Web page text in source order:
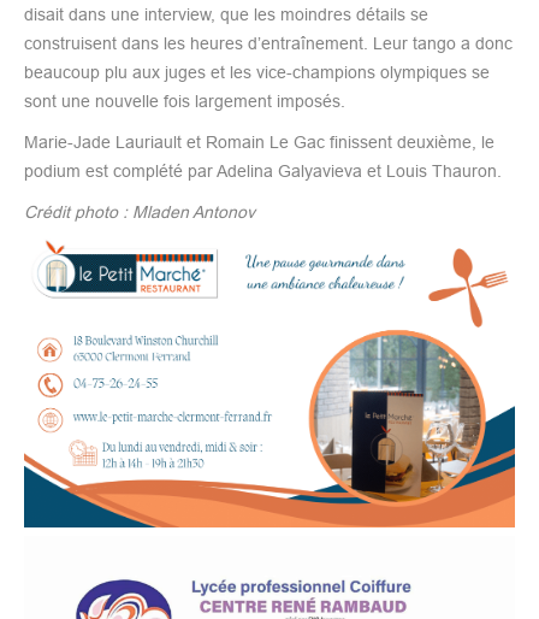
disait dans une interview, que les moindres détails se
construisent dans les heures d’entraînement. Leur tango a donc
beaucoup plu aux juges et les vice-champions olympiques se
sont une nouvelle fois largement imposés.
Marie-Jade Lauriault et Romain Le Gac finissent deuxième, le
podium est complété par Adelina Galyavieva et Louis Thauron.
Crédit photo : Mladen Antonov